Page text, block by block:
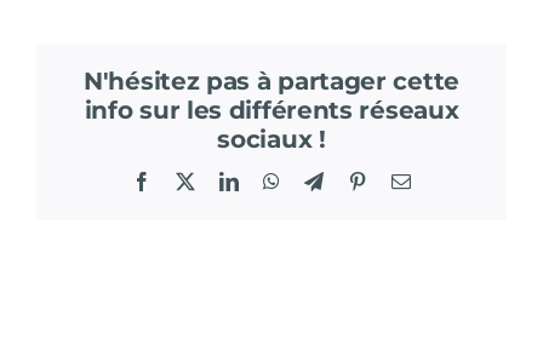
N'hésitez pas à partager cette
info sur les différents réseaux
sociaux !
Facebook LinkedInWhatsApp
TelegramPinterestEmail